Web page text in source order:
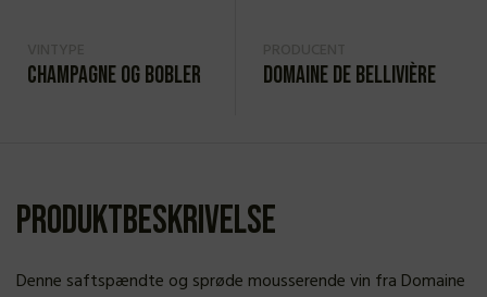
Champagne og bobler Domaine de Bellivière
Produktbeskrivelse
Denne saftspændte og sprøde mousserende vin fra Domaine